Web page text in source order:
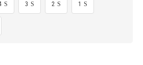
3 2 1